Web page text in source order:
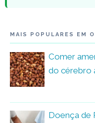
MAIS POPULARES EM
Comer
do cérebro
Doença de